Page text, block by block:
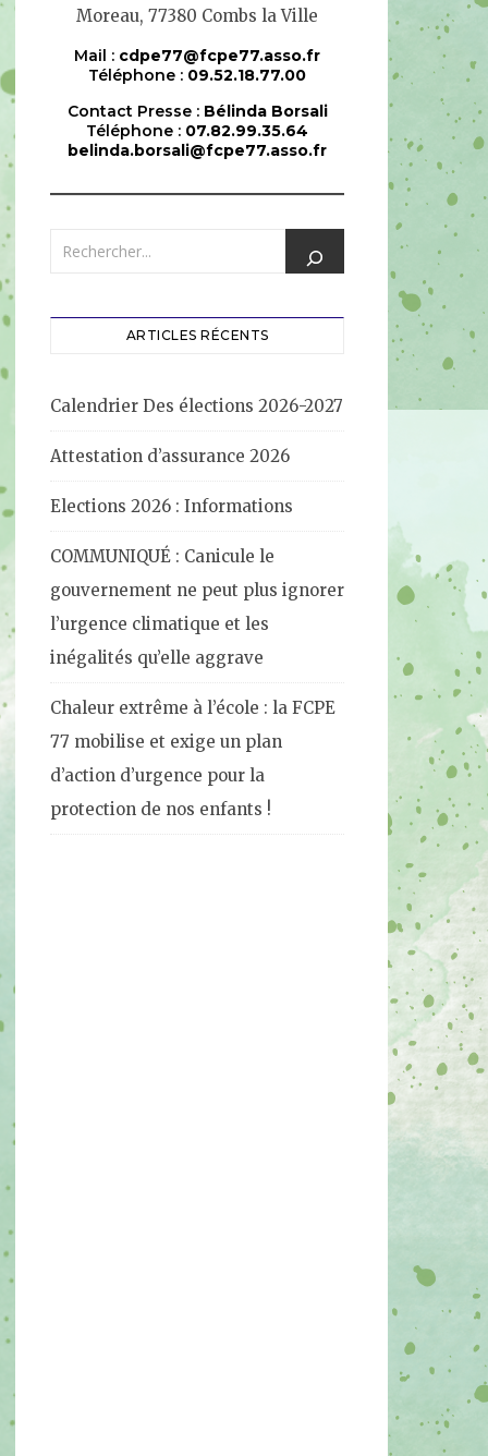
Moreau, 77380 Combs la Ville
Mail : cdpe77@fcpe77.asso.fr
Téléphone : 09.52.18.77.00
Contact Presse : Bélinda Borsali
Téléphone : 07.82.99.35.64
belinda.borsali@fcpe77.asso.fr
ARTICLES RÉCENTS
Calendrier Des élections 2026-2027
Attestation d’assurance 2026
Elections 2026 : Informations
COMMUNIQUÉ : Canicule le
gouvernement ne peut plus ignorer
l’urgence climatique et les
inégalités qu’elle aggrave
Chaleur extrême à l’école : la FCPE
77 mobilise et exige un plan
d’action d’urgence pour la
protection de nos enfants !